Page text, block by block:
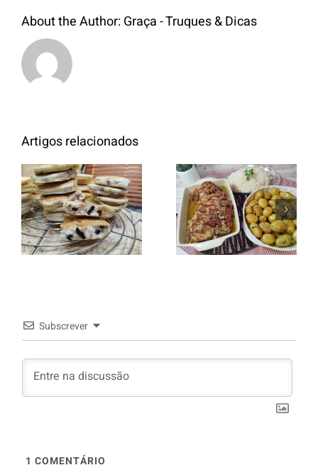
About the Author:Graça - Truques & Dicas
Artigos relacionados
Panquecas
com Oreo
Entrecosto
italiano c/
batata a
murro e
Subscrever
1 COMENTÁRIO